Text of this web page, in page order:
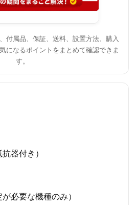
付属品、保証、送料、設置方法、購入
になるポイントをまとめて確認できま
す。
器付き）
必要な機種のみ）